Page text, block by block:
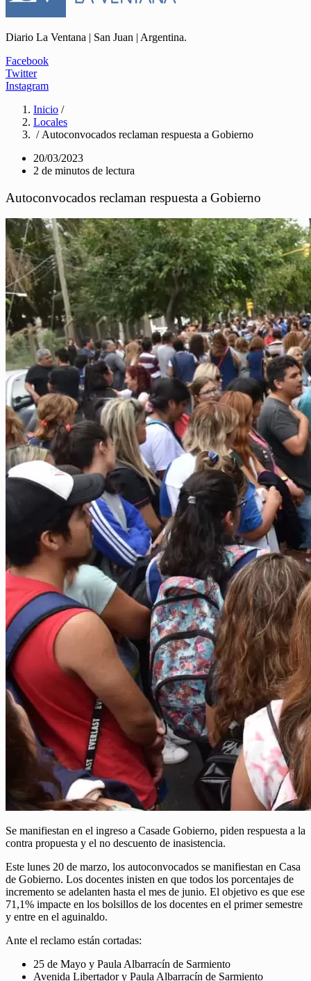
Diario La Ventana | San Juan | Argentina.
Facebook
Twitter
Instagram
Inicio /
Locales
/ Autoconvocados reclaman respuesta a Gobierno
20/03/2023
2 de minutos de lectura
Autoconvocados reclaman respuesta a Gobierno
Se manifiestan en el ingreso a Casade Gobierno, piden respuesta a la
contra propuesta y el no descuento de inasistencia.
Este lunes 20 de marzo, los autoconvocados se manifiestan en Casa
de Gobierno. Los docentes inisten en que todos los porcentajes de
incremento se adelanten hasta el mes de junio. El objetivo es que ese
71,1% impacte en los bolsillos de los docentes en el primer semestre
y entre en el aguinaldo.
Ante el reclamo están cortadas:
25 de Mayo y Paula Albarracín de Sarmiento
Avenida Libertador y Paula Albarracín de Sarmiento